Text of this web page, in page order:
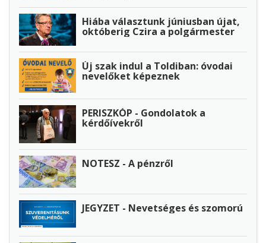
Hiába választunk júniusban újat,
októberig Czira a polgármester
Új szak indul a Toldiban: óvodai
nevelőket képeznek
PERISZKÓP - Gondolatok a
kérdőívekről
NOTESZ - A pénzről
JEGYZET - Nevetséges és szomorú